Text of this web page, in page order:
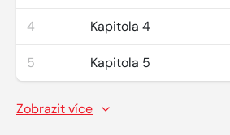
4 Kapitola 4
5 Kapitola 5
Zobrazit více